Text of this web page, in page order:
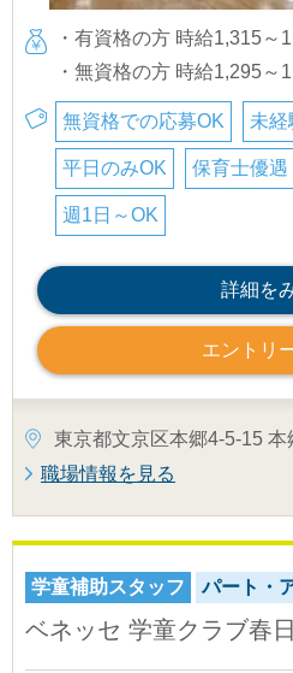
・有資格の方 時給1,315～
・無資格の方 時給1,295～
無資格での応募OK 未経
平日のみOK 保育士優遇
週1日～OK
詳細を
エントリ
東京都文京区本郷4-5-15 本
職場情報を見る
学童補助スタッフ パート・
ベネッセ 学童クラブ春日